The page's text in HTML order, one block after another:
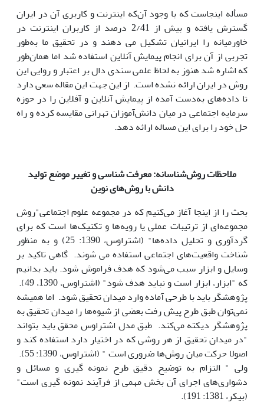
مسأله اینجاست که با وجود آن‌که اینترنت و کاربری آن در ایران
گسترش یافته و بیش از 2/41 درصد از کاربران اینترنت در
خاورمیانه را ایرانیان تشکیل می دهند و در تحقیق ما به‌طور
تجربی از آن برای انجام پیمایش آنلاین استفاده شد اما همان‌طور
که اشاره شد هنوز به لحاظ علمی سندی دال بر اعتبار و روایی این
روش در ایران ارائه نشده است. از این جهت این مقاله سعی دارد
تا داده‌های به‌دست آمده از پیمایش آنلاین و آفلاین را در حوزه
سرمایه اجتماعی در میان دانش‌آموزان تهرانی مقایسه کرده و راه
حل خود را برای این مساله ارائه دهد.
ملاحظات روش‌شناسانه: معرفت شناسی و تغییر موضع تولید
دانش با روش‌های نوین
بحث را از اینجا آغاز می‌کنیم که در مجموعه علوم اجتماعی"روش
مجموعه‌ای از ترتیبات عملی یا رویه‌ها و تکنیک‌ها است که برای
گردآوری و تحلیل داده‌ها" (اشتراوس، 1390: 25) و به منظور
شناخت واقعیت‌های اجتماعی استفاده می شوند. گاهی تاکید بر
وسایل و ابزار سبب می‌شود که هدف فراموش شود. باید بدانیم
که "ابزار، ابزار است و نباید هدف شود" (اشتراوس، 1390، 49).
پژوهشگر باید با طرحی آماده وارد میدان تحقیق شود. اما همیشه
نمی‌توان طبق طرح پیش رفت بعضی از شیوه‌ها را میدان تحقیق به
پژوهشگر دیکته می‌کند. طبق مدل اشتراوس محقق باید بتواند
"در میدان تحقیق از هر روشی که در اختیار دارد استفاده کند و
اصولا حرکت میان روش‌ها ضروری است " (اشتراوس، 1390: 55).
ولی " التزام به توضیح دقیق طرح نمونه گیری و مسائل و
دشواری‌های اجرای آن بخش مهمی از فرآیند نمونه گیری است"
(بیکر، 1381: 191).